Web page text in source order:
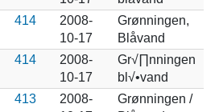
414
2008-
10-17
Grønningen,
Blåvand
414
2008-
10-17
Gr√∏nningen
bl√•vand
413
2008-
Grønningen /